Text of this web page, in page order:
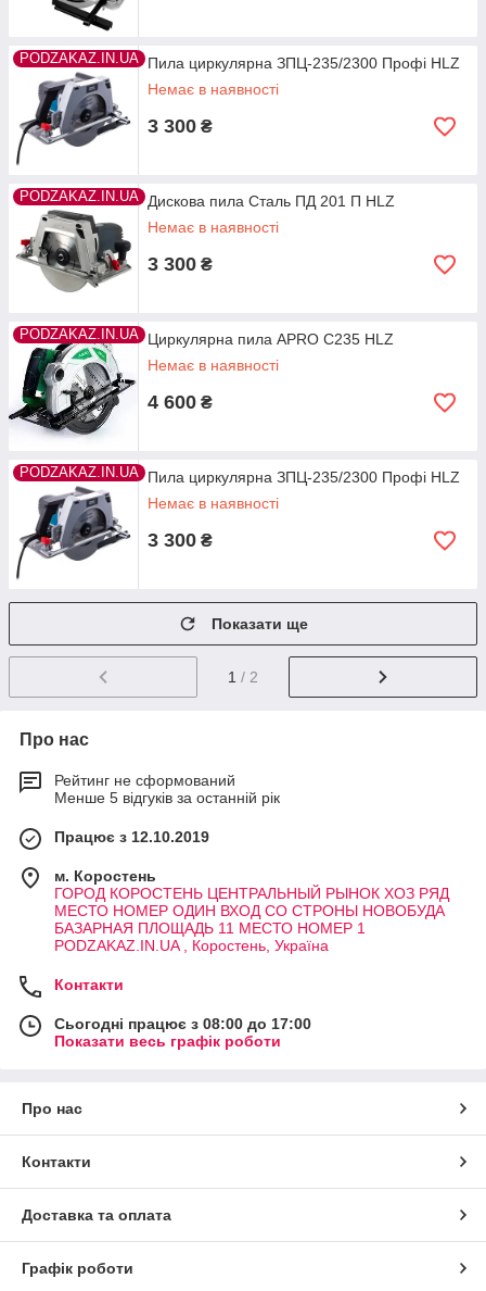
PODZAKAZ.IN.UA Пила циркулярна ЗПЦ-235/2300 Профі HLZ
Немає в наявності
3 300 ₴
PODZAKAZ.IN.UA Дискова пила Сталь ПД 201 П HLZ
Немає в наявності
3 300 ₴
PODZAKAZ.IN.UA Циркулярна пила APRO С235 HLZ
Немає в наявності
4 600 ₴
PODZAKAZ.IN.UA Пила циркулярна ЗПЦ-235/2300 Профі HLZ
Немає в наявності
3 300 ₴
Показати ще
1 / 2
Про нас
Рейтинг не сформований
Менше 5 відгуків за останній рік
Працює з 12.10.2019
м. Коростень
ГОРОД КОРОСТЕНЬ ЦЕНТРАЛЬНЫЙ РЫНОК ХОЗ РЯД
МЕСТО НОМЕР ОДИН ВХОД СО СТРОНЫ НОВОБУДА
БАЗАРНАЯ ПЛОЩАДЬ 11 МЕСТО НОМЕР 1
PODZAKAZ.IN.UA , Коростень, Україна
Контакти
Сьогодні працює з 08:00 до 17:00
Показати весь графік роботи
Про нас
Контакти
Доставка та оплата
Графік роботи